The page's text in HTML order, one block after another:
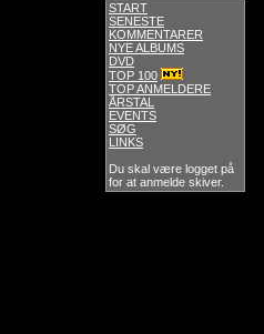
START
SENESTE
KOMMENTARER
NYE ALBUMS
DVD
TOP 100
TOP ANMELDERE
ÅRSTAL
EVENTS
SØG
LINKS
Du skal være logget på
for at anmelde skiver.